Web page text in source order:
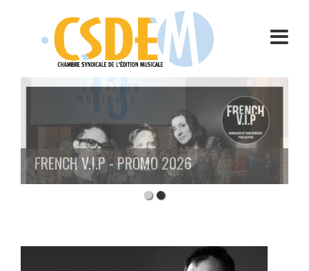
FRENCH V.I.P - PROMO 2026